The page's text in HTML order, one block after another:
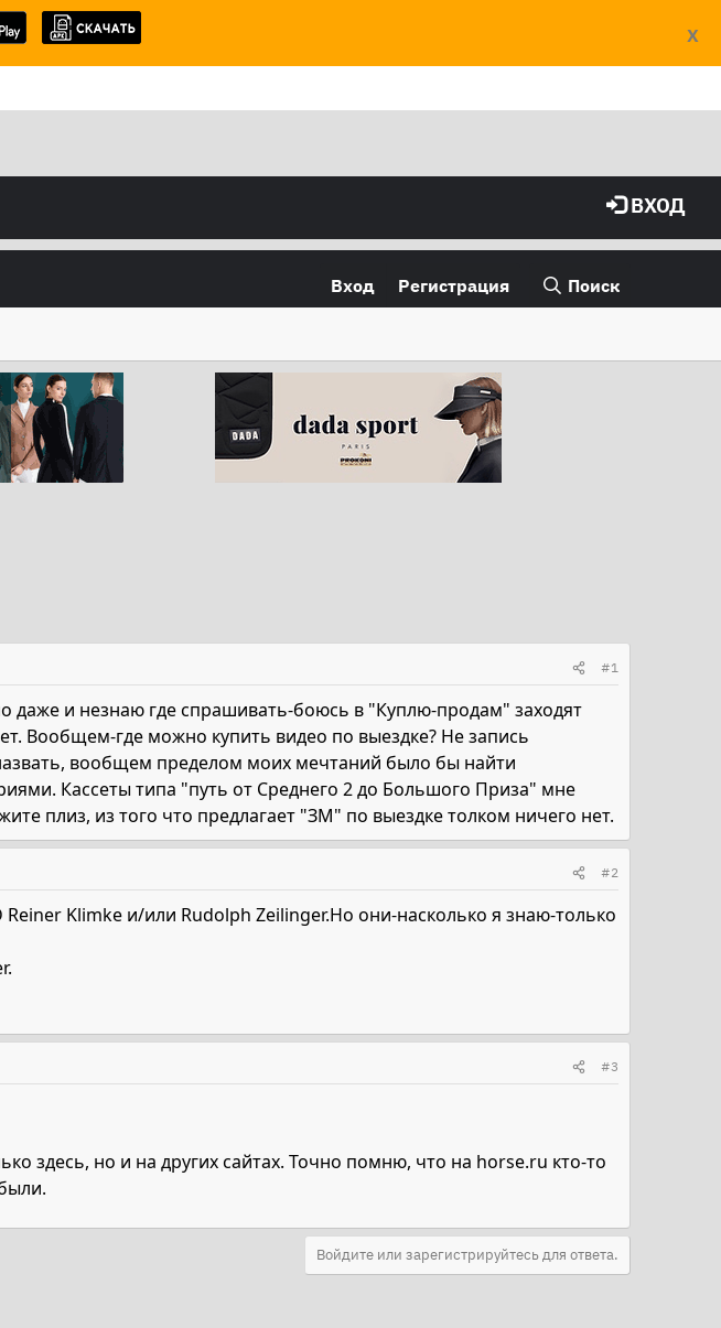
X
ВХОД
Вход Регистрация Поиск
#1
даже и незнаю где спрашивать-боюсь в "Куплю-продам" заходят
Вообщем-где можно купить видео по выездке? Не запись
вообщем пределом моих мечтаний было бы найти
Кассеты типа "путь от Среднего 2 до Большого Приза" мне
плиз, из того что предлагает "ЗМ" по выездке толком ничего нет.
#2
Klimke и/или Rudolph Zeilinger.Но они-насколько я знаю-только
#3
здесь, но и на других сайтах. Точно помню, что на horse.ru кто-то
Войдите или зарегистрируйтесь для ответа.